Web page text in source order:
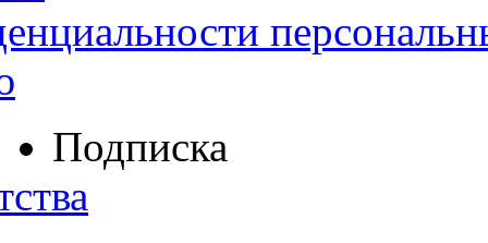
Подписка